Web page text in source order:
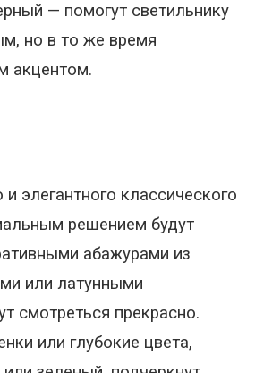
— помогут светильнику
но в то же время
акцентом.
элегантного классического
решением будут
абажурами из
или латунными
смотреться прекрасно.
или глубокие цвета,